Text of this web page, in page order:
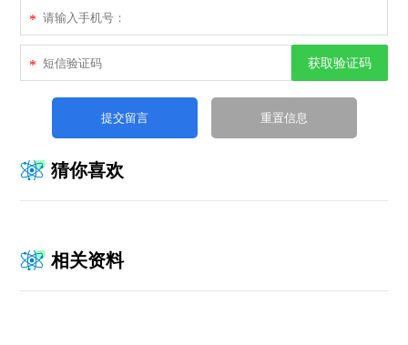
*
* 获取验证码
猜你喜欢
相关资料